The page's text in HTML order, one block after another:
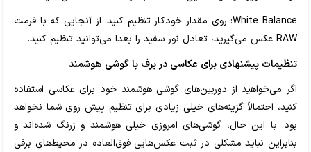
White Balance: روی مقدار خودکار تنظیم کنید. از آنجایی که با فرمت
RAW عکس می‌گیرید، تعادل نور سفید را بعدا می‌توانید تنظیم کنید.
تنظیمات پیشنهادی برای عکاسی در برف با گوشی هوشمند
اگر می‌خواهید از دوربین‌های گوشی هوشمند خود برای عکاسی استفاده
کنید، احتمالاً گزینه‌های خیلی زیادی برای تنظیم پیش روی شما نخواهد
بود. با این حال، گوشی‌های امروزی خیلی هوشمند و زرنگ شده‌اند و
بنابراین نباید مشکلی در ثبت عکس‌هایی فوق‌العاده در محیط‌های برفی